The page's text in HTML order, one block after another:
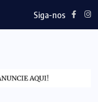
Siga-nos